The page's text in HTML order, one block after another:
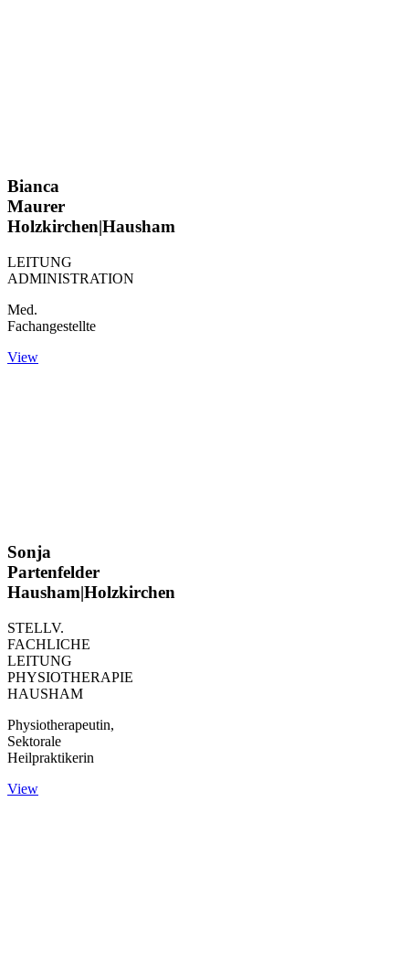
Bianca
Maurer
Holzkirchen|Hausham
LEITUNG
ADMINISTRATION
Med.
Fachangestellte
View
Sonja
Partenfelder
Hausham|Holzkirchen
STELLV.
FACHLICHE
LEITUNG
PHYSIOTHERAPIE
HAUSHAM
Physiotherapeutin,
Sektorale
Heilpraktikerin
View